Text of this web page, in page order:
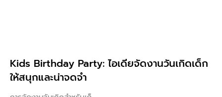
Kids Birthday Party: ไอเดียจัดงานวันเกิดเด็ก
ให้สนุกและน่าจดจำ